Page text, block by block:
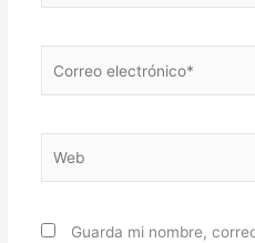
electrónico*
Guarda mi nombre,